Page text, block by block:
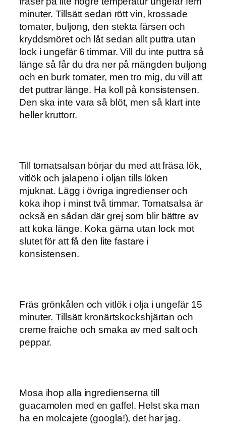
minuter. Tillsätt sedan rött vin, krossade
tomater, buljong, den stekta färsen och
kryddsmöret och låt sedan allt puttra utan
lock i ungefär 6 timmar. Vill du inte puttra så
länge så får du dra ner på mängden buljong
och en burk tomater, men tro mig, du vill att
det puttrar länge. Ha koll på konsistensen.
Den ska inte vara så blöt, men så klart inte
heller kruttorr.
Till tomatsalsan börjar du med att fräsa lök,
vitlök och jalapeno i oljan tills löken
mjuknat. Lägg i övriga ingredienser och
koka ihop i minst två timmar. Tomatsalsa är
också en sådan där grej som blir bättre av
att koka länge. Koka gärna utan lock mot
slutet för att få den lite fastare i
konsistensen.
Fräs grönkålen och vitlök i olja i ungefär 15
minuter. Tillsätt kronärtskockshjärtan och
creme fraiche och smaka av med salt och
peppar.
Mosa ihop alla ingredienserna till
guacamolen med en gaffel. Helst ska man
ha en molcajete (googla!), det har jag.